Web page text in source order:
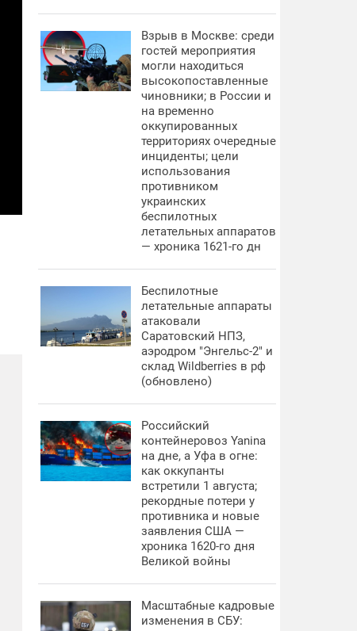
Взрыв в Москве: среди
гостей мероприятия
могли находиться
высокопоставленные
чиновники; в России и
на временно
оккупированных
территориях очередные
инциденты; цели
использования
противником
украинских
беспилотных
летательных аппаратов
— хроника 1621-го дн
Беспилотные
летательные аппараты
атаковали
Саратовский НПЗ,
аэродром "Энгельс-2" и
склад Wildberries в рф
(обновлено)
Российский
контейнеровоз Yanina
на дне, а Уфа в огне:
как оккупанты
встретили 1 августа;
рекордные потери у
противника и новые
заявления США —
хроника 1620-го дня
Великой войны
Масштабные кадровые
изменения в СБУ: